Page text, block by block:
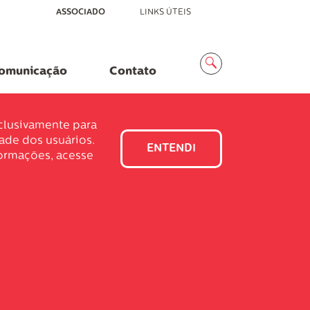
MenuASSOCIADO LINKS ÚTEIS
Contato
Busca
para
dos usuários.
acesse
ENTENDI